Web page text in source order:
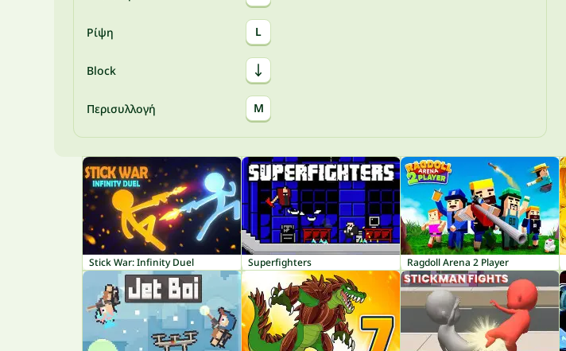
Ρίψη L
Block
Περισυλλογή M
Stick War: Infinity Duel Superfighters Ragdoll Arena 2 Player